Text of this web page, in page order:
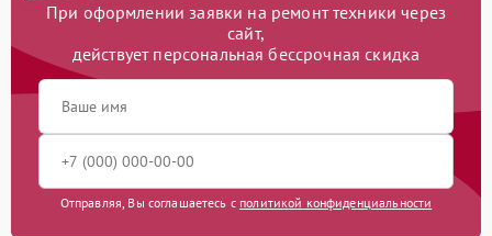
При оформлении заявки на ремонт техники через
сайт,
действует персональная бессрочная скидка
Отправляя, Вы соглашаетесь с политикой конфиденциальности